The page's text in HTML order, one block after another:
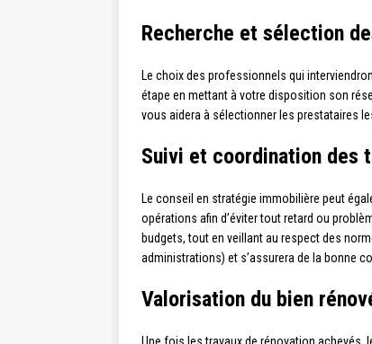
Recherche et sélection
Le choix des professionnels qui
étape en mettant à votre disposition son
vous aidera à sélectionner les prestataires
Suivi et coordination des
Le conseil en stratégie immobilière peut
opérations afin d’éviter tout retard ou
budgets, tout en veillant au respect des
administrations) et s’assurera de la bonne
Valorisation du bien